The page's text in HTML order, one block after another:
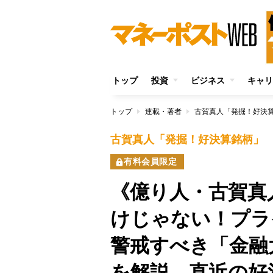
トップ 投資 ビジネス キャ
トップ 連載・著者 古賀真人「発掘！好決
古賀真人「発掘！好決算銘柄」
有料会員限定
《億り人・古賀
けじゃない！プ
警戒すべき「金